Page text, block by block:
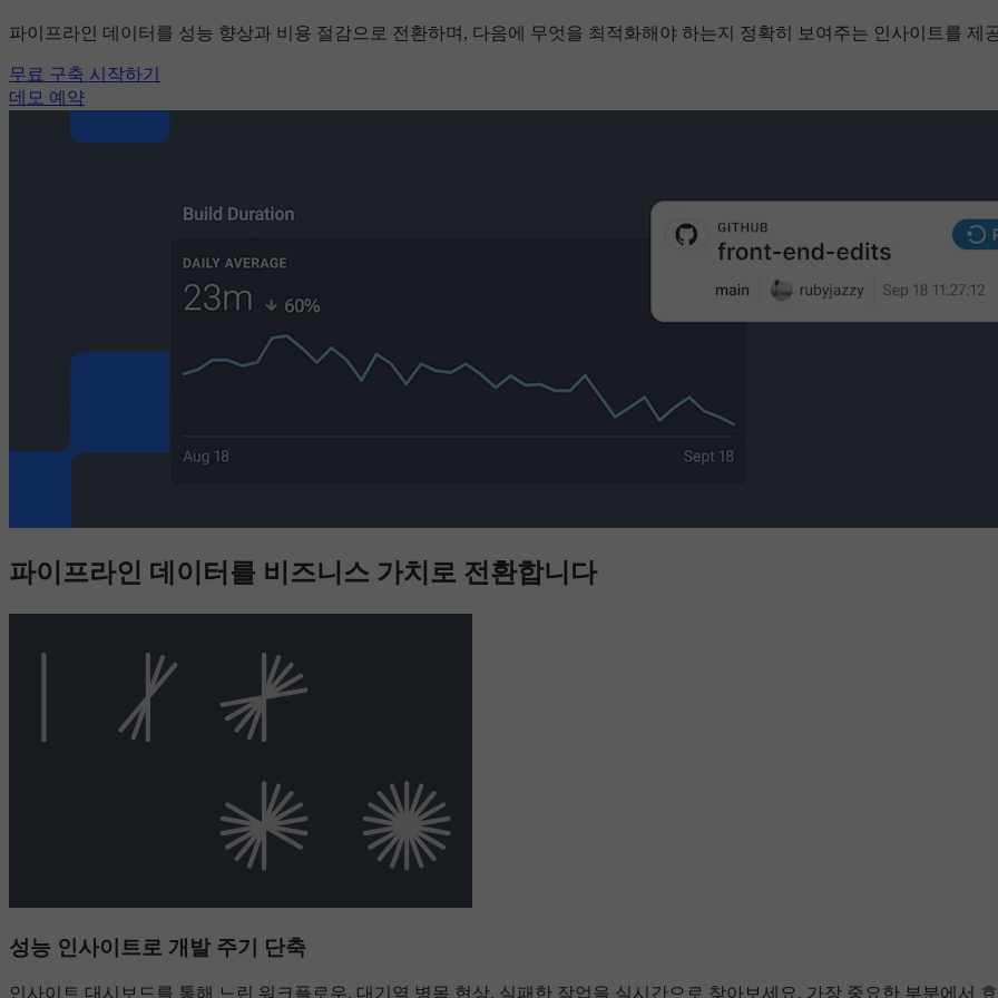
파이프라인 데이터를 성능 향상과 비용 절감으로 전환하며, 다음에 무엇을 최적화해야 하는지 정확히 보여주는 인사이트를 제
무료 구축 시작하기
데모 예약
파이프라인 데이터를 비즈니스 가치로 전환합니다
성능 인사이트로 개발 주기 단축
인사이트 대시보드를 통해 느린 워크플로우, 대기열 병목 현상, 실패한 작업을 실시간으로 찾아보세요. 가장 중요한 부분에서